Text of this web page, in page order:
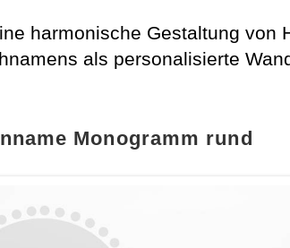
harmonische Gestaltung von
als personalisierte
Monogramm rund